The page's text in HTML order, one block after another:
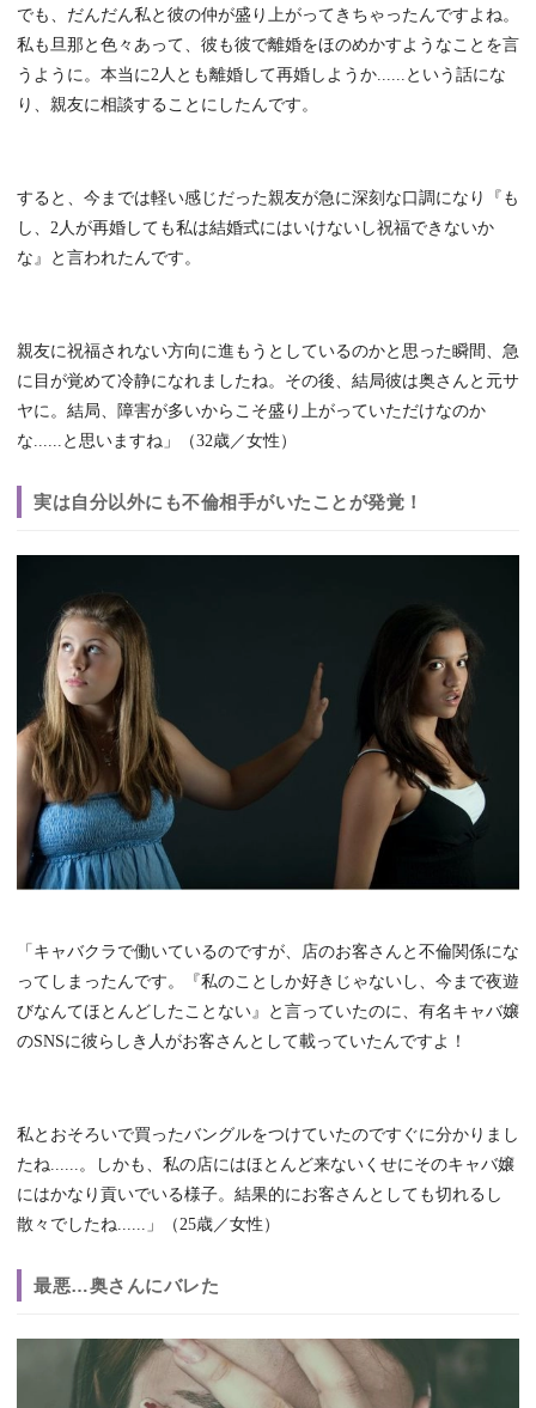
でも、だんだん私と彼の仲が盛り上がってきちゃったんですよね。
私も旦那と色々あって、彼も彼で離婚をほのめかすようなことを言
うように。本当に2人とも離婚して再婚しようか......という話にな
り、親友に相談することにしたんです。
すると、今までは軽い感じだった親友が急に深刻な口調になり『も
し、2人が再婚しても私は結婚式にはいけないし祝福できないか
な』と言われたんです。
親友に祝福されない方向に進もうとしているのかと思った瞬間、急
に目が覚めて冷静になれましたね。その後、結局彼は奥さんと元サ
ヤに。結局、障害が多いからこそ盛り上がっていただけなのか
な......と思いますね」（32歳／女性）
実は自分以外にも不倫相手がいたことが発覚！
「キャバクラで働いているのですが、店のお客さんと不倫関係にな
ってしまったんです。『私のことしか好きじゃないし、今まで夜遊
びなんてほとんどしたことない』と言っていたのに、有名キャバ嬢
のSNSに彼らしき人がお客さんとして載っていたんですよ！
私とおそろいで買ったバングルをつけていたのですぐに分かりまし
たね......。しかも、私の店にはほとんど来ないくせにそのキャバ嬢
にはかなり貢いでいる様子。結果的にお客さんとしても切れるし
散々でしたね......」（25歳／女性）
最悪…奥さんにバレた